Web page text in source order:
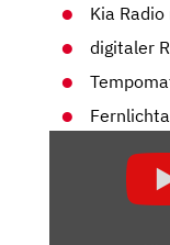
Kia
digitaler